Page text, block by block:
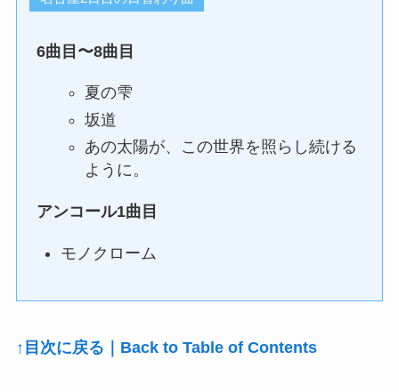
6曲目〜8曲目
夏の雫
坂道
あの太陽が、この世界を照らし続ける
ように。
アンコール1曲目
モノクローム
↑目次に戻る｜Back to Table of Contents